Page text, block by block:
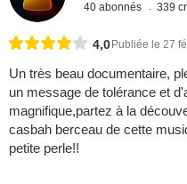
40 abonnés 339
4,0Publiée le 27
Un très beau documentaire,
un message de tolérance et
magnifique,partez à la
casbah berceau de cette
petite perle!!